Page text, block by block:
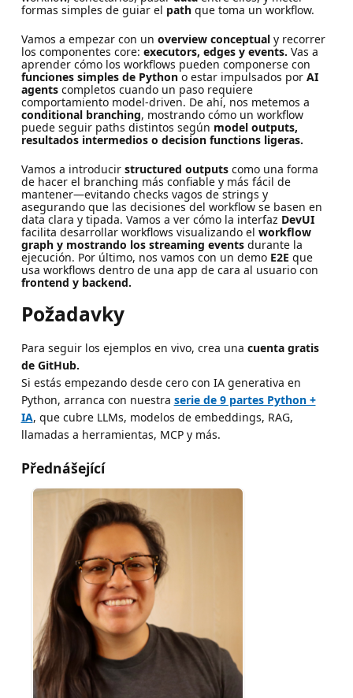
formas simples de guiar el pathque toma un workflow.
Vamos a empezar con un overview conceptualy recorrer
los componentes core: executors, edges y events. Vas a
aprender cómo los workflows pueden componerse con
funciones simples de Pythono estar impulsados por AI
agentscompletos cuando un paso requiere
comportamiento model-driven. De ahí, nos metemos a
conditional branching, mostrando cómo un workflow
puede seguir paths distintos según model outputs,
resultados intermedios o decision functions ligeras.
Vamos a introducir structured outputscomo una forma
de hacer el branching más confiable y más fácil de
mantener—evitando checks vagos de strings y
asegurando que las decisiones del workflow se basen en
data clara y tipada. Vamos a ver cómo la interfaz DevUI
facilita desarrollar workflows visualizando el workflow
graph y mostrando los streaming eventsdurante la
ejecución. Por último, nos vamos con un demo E2E que
usa workflows dentro de una app de cara al usuario con
frontend y backend.
Požadavky
Para seguir los ejemplos en vivo, crea una cuenta gratis
de GitHub.
Si estás empezando desde cero con IA generativa en
Python, arranca con nuestra serie de 9 partes Python +
IA, que cubre LLMs, modelos de embeddings, RAG,
llamadas a herramientas, MCP y más.
Přednášející